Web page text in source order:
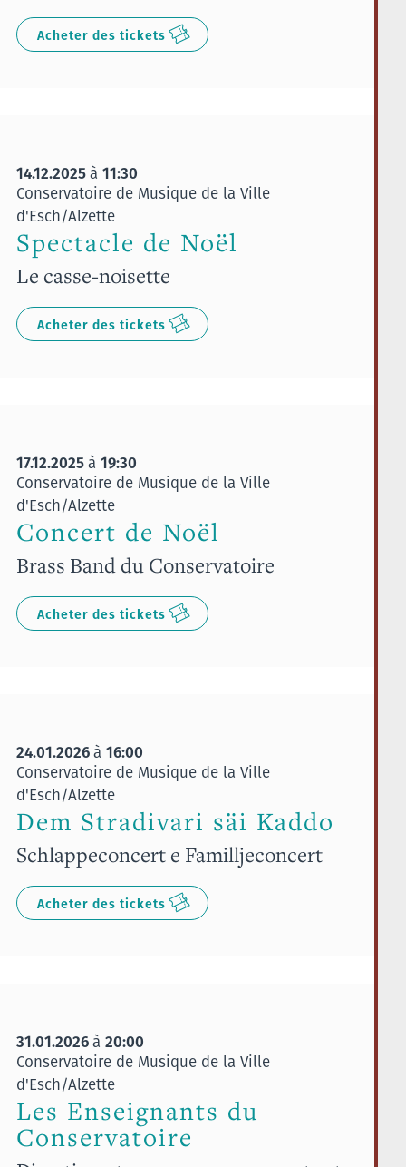
Acheter des tickets
14.12.2025à 11:30
Conservatoire de Musique de la Ville
d'Esch/Alzette
Spectacle de Noël
Le casse-noisette
Acheter des tickets
17.12.2025à 19:30
Conservatoire de Musique de la Ville
d'Esch/Alzette
Concert de Noël
Brass Band du Conservatoire
Acheter des tickets
24.01.2026à 16:00
Conservatoire de Musique de la Ville
d'Esch/Alzette
Dem Stradivari säi Kaddo
Schlappeconcert e Familljeconcert
Acheter des tickets
31.01.2026à 20:00
Conservatoire de Musique de la Ville
d'Esch/Alzette
Les Enseignants du
Conservatoire